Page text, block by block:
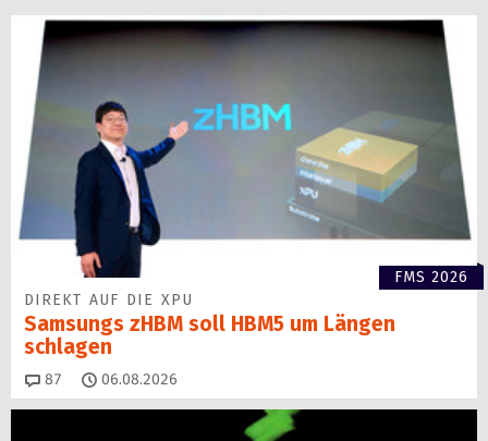
FMS 2026
DIREKT AUF DIE XPU
Samsungs zHBM soll HBM5 um Längen
schlagen
87 Kommentare
06.08.2026